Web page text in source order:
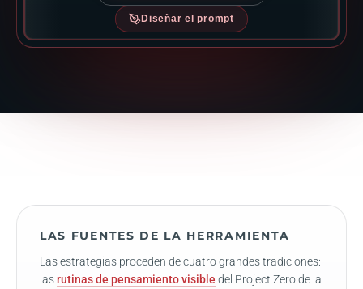
Diseñar el prompt
LAS FUENTES DE LA HERRAMIENTA
Las estrategias proceden de cuatro grandes tradiciones:
lasrutinas de pensamiento visible del Project Zero de la